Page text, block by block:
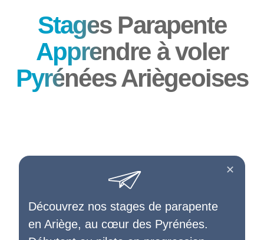
Stages Parapente
Apprendre à voler
Pyrénées Ariègeoises
✕
Découvrez nos stages de parapente
en Ariège, au cœur des Pyrénées.